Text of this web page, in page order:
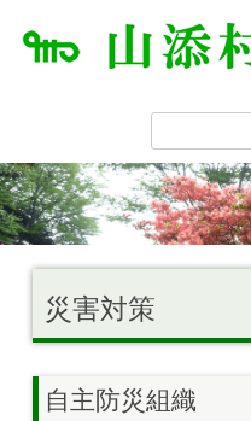
災害対策
自主防災組織